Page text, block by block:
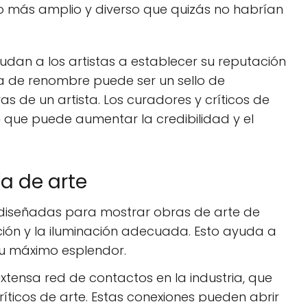
amplio y diverso que quizás no habrían
a los artistas a establecer su reputación
renombre puede ser un sello de
de un artista. Los curadores y críticos de
puede aumentar la credibilidad y el
de arte
para mostrar obras de arte de
y la iluminación adecuada. Esto ayuda a
máximo esplendor.
red de contactos en la industria, que
de arte. Estas conexiones pueden abrir